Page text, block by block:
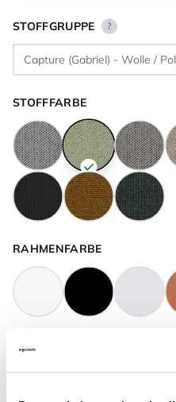
STOFFGRUPPE ?
STOFFFARBE
RAHMENFARBE